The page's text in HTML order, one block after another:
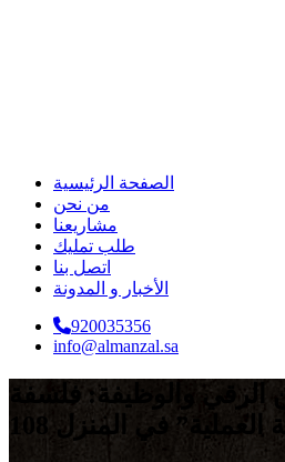
الصفحة الرئيسية
من نحن
مشاريعنا
طلب تمليك
اتصل بنا
الأخبار و المدونة
920035356
info@almanzal.sa
الرقي والوظيفة: فلسفة
في المنزل 108